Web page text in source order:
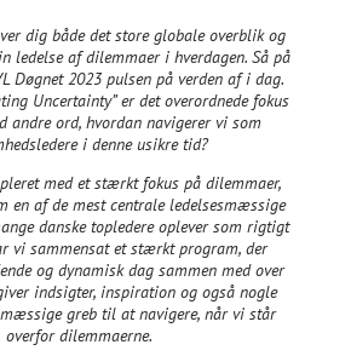
dig både det store globale overblik og
ledelse af dilemmaer i hverdagen. Så på
Døgnet 2023 pulsen på verden af i dag.
Uncertainty” er det overordnede fokus
andre ord, hvordan navigerer vi som
i denne usikre tid?
med et stærkt fokus på dilemmaer,
en af de mest centrale ledelsesmæssige
danske topledere oplever som rigtigt
vi sammensat et stærkt program, der
og dynamisk dag sammen med over
indsigter, inspiration og også nogle
greb til at navigere, når vi står
overfor dilemmaerne.